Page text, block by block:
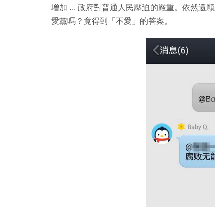
增加 ... 政府對普通人民壓迫的嚴重。依然還
愛黨嗎？竟得到「不愛」的答案。